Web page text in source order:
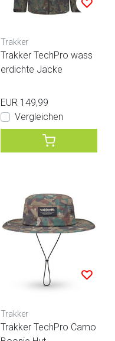
Trakker
Trakker TechPro wass
erdichte Jacke
EUR 149,99
Vergleichen
Trakker
Trakker TechPro Camo